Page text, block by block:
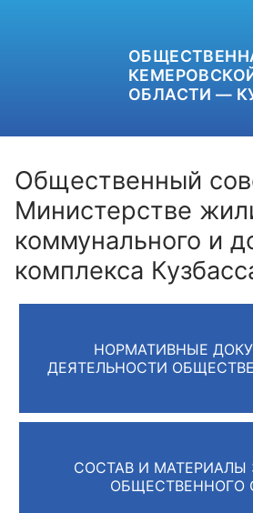
ОБЛАСТИ —
+7 (3842) 58-82-
OPKO42@BK.RU
ОБРАТНАЯ
Общественные советы
Общественный
Министерстве
коммунального и
комплекса
НОРМАТИВНЫЕ
ДЕЯТЕЛЬНОСТИ
СОСТАВ И МАТЕРИАЛЫ
ОБЩЕСТВЕННОГО